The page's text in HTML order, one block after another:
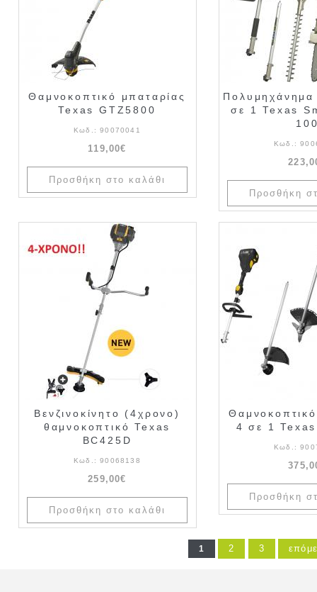
Θαμνοκοπτικό μπαταρίας
Texas GTZ5800
Κωδ.: 90070041
119,00€
Πολυμηχάνημα
σε 1 Texas
Κωδ.:
Βενζινοκίνητο (4χρονο)
θαμνοκοπτικό Texas
BC425D
Κωδ.: 90068138
259,00€
4 σε 1
Κωδ.:
1 2 3